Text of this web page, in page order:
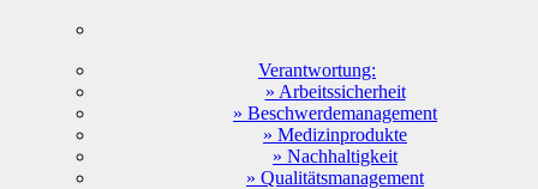
Verantwortung:
» Arbeitssicherheit
» Beschwerdemanagement
» Medizinprodukte
» Nachhaltigkeit
» Qualitätsmanagement